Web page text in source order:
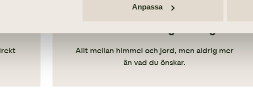
Anpassa
Allt mellan himmel och jord, men aldrig mer
än vad du önskar.